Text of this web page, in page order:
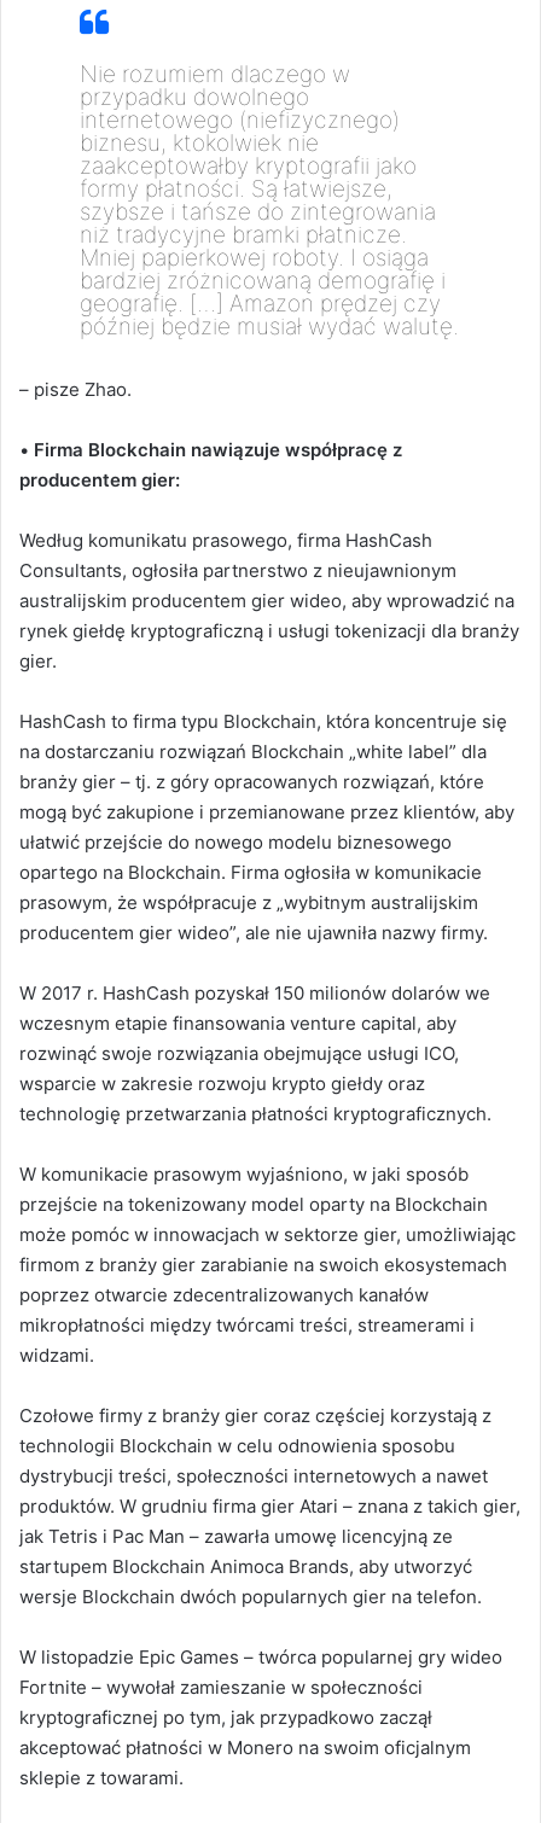
Nie rozumiem dlaczego w
przypadku dowolnego
internetowego (niefizycznego)
biznesu, ktokolwiek nie
zaakceptowałby kryptografii jako
formy płatności. Są łatwiejsze,
szybsze i tańsze do zintegrowania
niż tradycyjne bramki płatnicze.
Mniej papierkowej roboty. I osiąga
bardziej zróżnicowaną demografię i
geografię. […] Amazon prędzej czy
później będzie musiał wydać walutę.
– pisze Zhao.
• Firma Blockchain nawiązuje współpracę z
producentem gier:
Według komunikatu prasowego, firma HashCash
Consultants, ogłosiła partnerstwo z nieujawnionym
australijskim producentem gier wideo, aby wprowadzić na
rynek giełdę kryptograficzną i usługi tokenizacji dla branży
gier.
HashCash to firma typu Blockchain, która koncentruje się
na dostarczaniu rozwiązań Blockchain „white label” dla
branży gier – tj. z góry opracowanych rozwiązań, które
mogą być zakupione i przemianowane przez klientów, aby
ułatwić przejście do nowego modelu biznesowego
opartego na Blockchain. Firma ogłosiła w komunikacie
prasowym, że współpracuje z „wybitnym australijskim
producentem gier wideo”, ale nie ujawniła nazwy firmy.
W 2017 r. HashCash pozyskał 150 milionów dolarów we
wczesnym etapie finansowania venture capital, aby
rozwinąć swoje rozwiązania obejmujące usługi ICO,
wsparcie w zakresie rozwoju krypto giełdy oraz
technologię przetwarzania płatności kryptograficznych.
W komunikacie prasowym wyjaśniono, w jaki sposób
przejście na tokenizowany model oparty na Blockchain
może pomóc w innowacjach w sektorze gier, umożliwiając
firmom z branży gier zarabianie na swoich ekosystemach
poprzez otwarcie zdecentralizowanych kanałów
mikropłatności między twórcami treści, streamerami i
widzami.
Czołowe firmy z branży gier coraz częściej korzystają z
technologii Blockchain w celu odnowienia sposobu
dystrybucji treści, społeczności internetowych a nawet
produktów. W grudniu firma gier Atari – znana z takich gier,
jak Tetris i Pac Man – zawarła umowę licencyjną ze
startupem Blockchain Animoca Brands, aby utworzyć
wersje Blockchain dwóch popularnych gier na telefon.
W listopadzie Epic Games – twórca popularnej gry wideo
Fortnite – wywołał zamieszanie w społeczności
kryptograficznej po tym, jak przypadkowo zaczął
akceptować płatności w Monero na swoim oficjalnym
sklepie z towarami.